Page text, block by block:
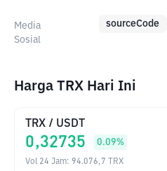
Media
Sosial
sourceCode
Harga TRX Hari Ini
TRX / USDT
0,32735 0.09%
Vol 24 Jam: 94.076,7 TRX